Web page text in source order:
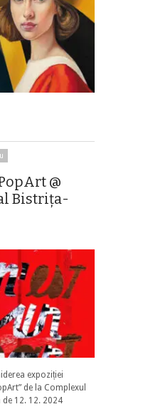
@
Bistrița-
expoziției
de la Complexul
de 12. 12. 2024